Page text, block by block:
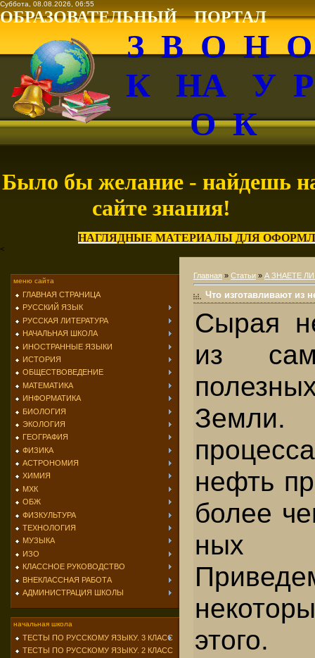
Суббота, 08.08.2026, 06:55
ОБРАЗОВАТЕЛЬНЫЙ ПОРТАЛ
З В О Н
К НА У
О К
Было бы желание - найдешь
сайте знания!
НАГЛЯДНЫЕ МАТЕРИАЛЫ ДЛЯ
<
меню сайта
ГЛАВНАЯ СТРАНИЦА
РУССКИЙ ЯЗЫК
РУССКАЯ ЛИТЕРАТУРА
НАЧАЛЬНАЯ ШКОЛА
ИНОСТРАННЫЕ ЯЗЫКИ
ИСТОРИЯ
ОБЩЕСТВОВЕДЕНИЕ
МАТЕМАТИКА
ИНФОРМАТИКА
БИОЛОГИЯ
ЭКОЛОГИЯ
ГЕОГРАФИЯ
ФИЗИКА
АСТРОНОМИЯ
ХИМИЯ
МХК
ОБЖ
ФИЗКУЛЬТУРА
ТЕХНОЛОГИЯ
МУЗЫКА
ИЗО
КЛАССНОЕ РУКОВОДСТВО
ВНЕКЛАССНАЯ РАБОТА
АДМИНИСТРАЦИЯ ШКОЛЫ
начальная школа
ТЕСТЫ ПО РУССКОМУ ЯЗЫКУ. 3 КЛАСС
ТЕСТЫ ПО РУССКОМУ ЯЗЫКУ. 2 КЛАСС
Главная » Статьи » А ЗНАЕТЕ
Что изготавливают из
Сырая
из
нефть
более
ных
этого.